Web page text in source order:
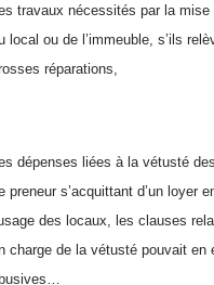
travaux nécessités par la mise
local ou de l’immeuble, s’ils
réparations,
dépenses liées à la vétusté
preneur s’acquittant d’un loyer
des locaux, les clauses
charge de la vétusté pouvait en